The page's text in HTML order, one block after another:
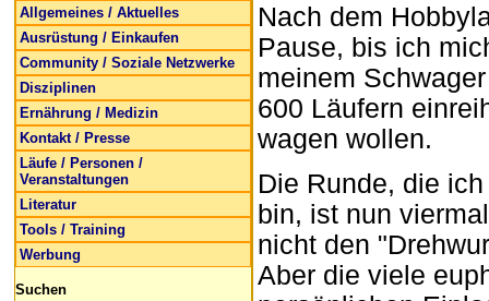
Allgemeines / Aktuelles
Ausrüstung / Einkaufen
Community / Soziale Netzwerke
Disziplinen
Ernährung / Medizin
Kontakt / Presse
Läufe / Personen /
Veranstaltungen
Literatur
Tools / Training
Werbung
Suchen
Nach dem
Pause, bis ich
meinem
600 Läufern
wagen wollen.
Die Runde, die
bin, ist nun
nicht den
Aber die viele